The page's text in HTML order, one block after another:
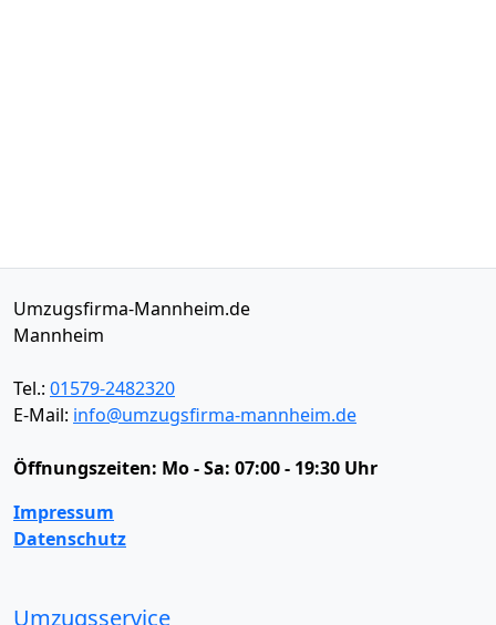
Umzugsfirma-Mannheim.de
Mannheim
Tel.: 01579-2482320
E-Mail: info@umzugsfirma-mannheim.de
Öffnungszeiten: Mo - Sa: 07:00 - 19:30 Uhr
Impressum
Datenschutz
Umzugsservice